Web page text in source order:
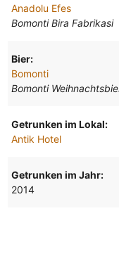
Anadolu Efes
Bomonti Bira Fabrikasi
Bier:
Bomonti
Bomonti
Getrunken im Lokal:
Antik Hotel
Getrunken im Jahr:
2014